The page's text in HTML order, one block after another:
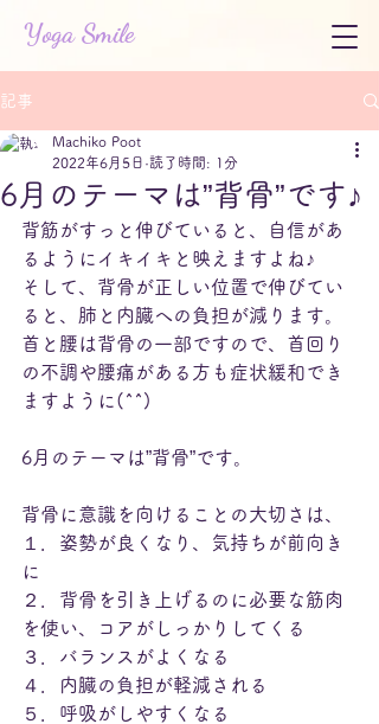
Yoga Smile
記事
6月のテーマは”背骨”です♪
Machiko Poot
2022年6月5日 読了時間: 1分
背筋がすっと伸びていると、自信があ
るようにイキイキと映えますよね♪
そして、背骨が正しい位置で伸びてい
ると、肺と内臓への負担が減ります。
首と腰は背骨の一部ですので、首回り
の不調や腰痛がある方も症状緩和でき
ますように(^^)
6月のテーマは”背骨”です。
背骨に意識を向けることの大切さは、
１．姿勢が良くなり、気持ちが前向き
に
２．背骨を引き上げるのに必要な筋肉
を使い、コアがしっかりしてくる
３．バランスがよくなる
４．内臓の負担が軽減される
５．呼吸がしやすくなる